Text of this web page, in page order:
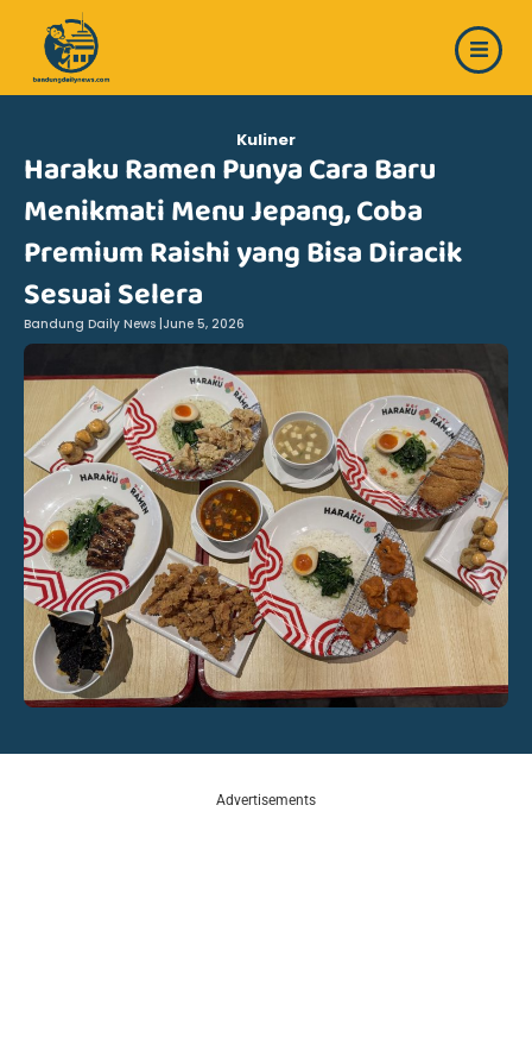
content
Kuliner
Haraku Ramen Punya Cara Baru
Menikmati Menu Jepang, Coba
Premium Raishi yang Bisa Diracik
Sesuai Selera
Bandung Daily News | June 5, 2026
Advertisements